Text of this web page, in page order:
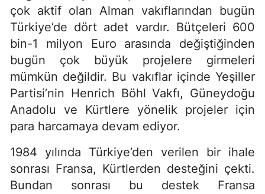
çok aktif olan Alman vakıflarından bugün
Türkiye’de dört adet vardır. Bütçeleri 600
bin-1 milyon Euro arasında değiştiğinden
bugün çok büyük projelere girmeleri
mümkün değildir. Bu vakıflar içinde Yeşiller
Partisi’nin Henrich Böhl Vakfı, Güneydoğu
Anadolu ve Kürtlere yönelik projeler için
para harcamaya devam ediyor.
1984 yılında Türkiye’den verilen bir ihale
sonrası Fransa, Kürtlerden desteğini çekti.
Bundan sonrası bu destek Fransa